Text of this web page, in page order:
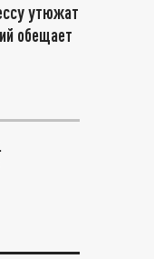
утюжат
обещает